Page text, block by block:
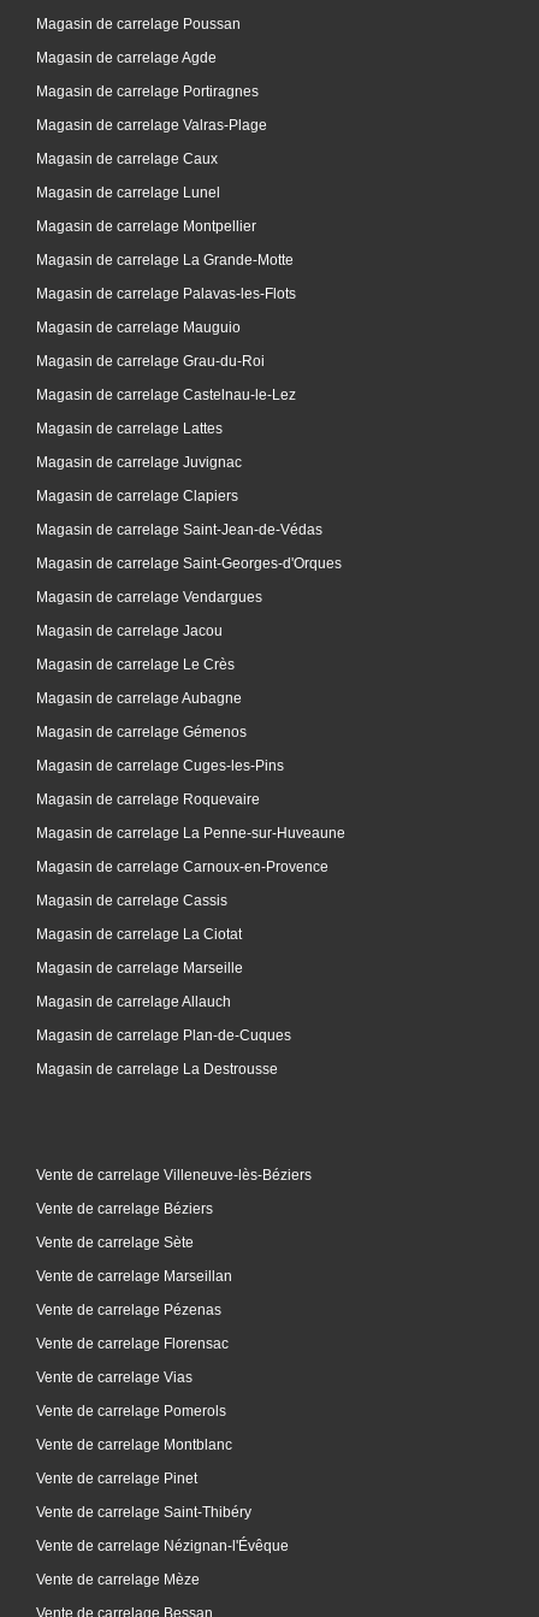
Magasin de carrelage Poussan
Magasin de carrelage Agde
Magasin de carrelage Portiragnes
Magasin de carrelage Valras-Plage
Magasin de carrelage Caux
Magasin de carrelage Lunel
Magasin de carrelage Montpellier
Magasin de carrelage La Grande-Motte
Magasin de carrelage Palavas-les-Flots
Magasin de carrelage Mauguio
Magasin de carrelage Grau-du-Roi
Magasin de carrelage Castelnau-le-Lez
Magasin de carrelage Lattes
Magasin de carrelage Juvignac
Magasin de carrelage Clapiers
Magasin de carrelage Saint-Jean-de-Védas
Magasin de carrelage Saint-Georges-d'Orques
Magasin de carrelage Vendargues
Magasin de carrelage Jacou
Magasin de carrelage Le Crès
Magasin de carrelage Aubagne
Magasin de carrelage Gémenos
Magasin de carrelage Cuges-les-Pins
Magasin de carrelage Roquevaire
Magasin de carrelage La Penne-sur-Huveaune
Magasin de carrelage Carnoux-en-Provence
Magasin de carrelage Cassis
Magasin de carrelage La Ciotat
Magasin de carrelage Marseille
Magasin de carrelage Allauch
Magasin de carrelage Plan-de-Cuques
Magasin de carrelage La Destrousse
Vente de carrelage Villeneuve-lès-Béziers
Vente de carrelage Béziers
Vente de carrelage Sète
Vente de carrelage Marseillan
Vente de carrelage Pézenas
Vente de carrelage Florensac
Vente de carrelage Vias
Vente de carrelage Pomerols
Vente de carrelage Montblanc
Vente de carrelage Pinet
Vente de carrelage Saint-Thibéry
Vente de carrelage Nézignan-l'Évêque
Vente de carrelage Mèze
Vente de carrelage Bessan